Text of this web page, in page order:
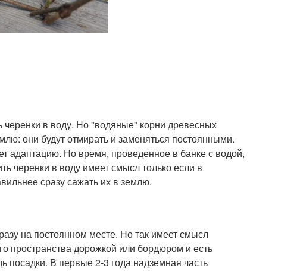
черенки в воду. Но "водяные" корни древесных
они будут отмирать и заменяться постоянными.
адаптацию. Но время, проведенное в банке с водой,
черенки в воду имеет смысл только если в
сразу сажать их в землю.
на постоянном месте. Но так имеет смысл
пространства дорожкой или бордюром и есть
В первые 2-3 года надземная часть